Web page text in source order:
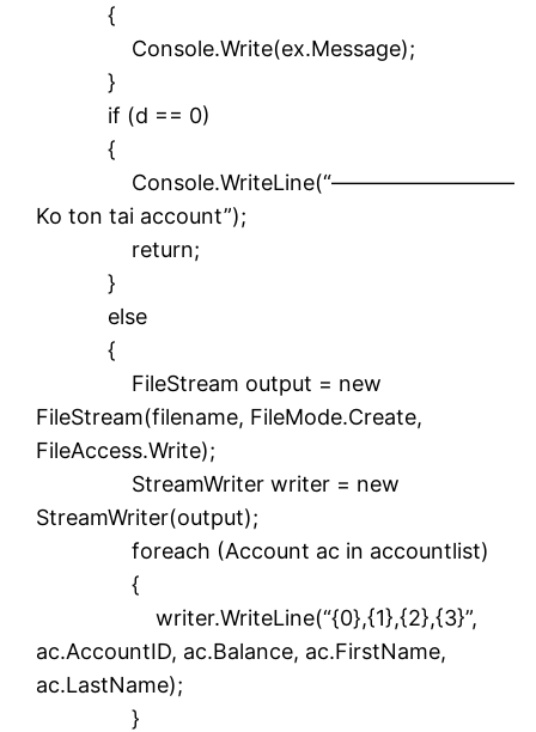
{
Console.Write(ex.Message);
}
if (d == 0)
{
Console.WriteLine(“————————–
Ko ton tai account”);
return;
}
else
{
FileStream output = new
FileStream(filename, FileMode.Create,
FileAccess.Write);
StreamWriter writer = new
StreamWriter(output);
foreach (Account ac in accountlist)
{
writer.WriteLine(“{0},{1},{2},{3}”,
ac.AccountID, ac.Balance, ac.FirstName,
ac.LastName);
}